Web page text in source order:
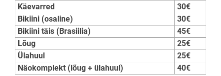
Käevarred
30€
Bikiini (osaline)
30€
Bikiini täis (Brasiilia)
45€
Lõug
25€
Ülahuul
25€
Näokomplekt (lõug + ülahuul)
40€